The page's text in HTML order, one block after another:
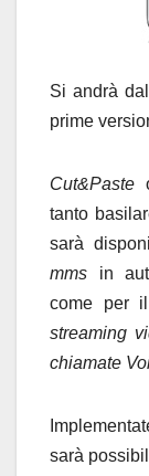
Si andrà
prime
Cut&Paste
tanto
sarà
mms in
come per
streaming
chiamate
sarà